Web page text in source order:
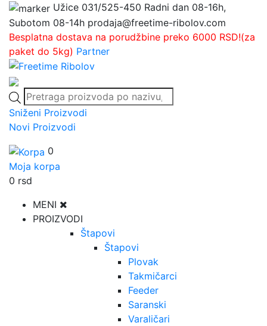
Užice 031/525-450 Radni dan 08-16h,
Subotom 08-14h prodaja@freetime-ribolov.com
Besplatna dostava na porudžbine preko 6000 RSD!(za
paket do 5kg) Partner
Products
search
Sniženi Proizvodi
Novi Proizvodi
0
Moja korpa
0 rsd
MENI
PROIZVODI
Štapovi
Štapovi
Plovak
Takmičarci
Feeder
Saranski
Varaličari